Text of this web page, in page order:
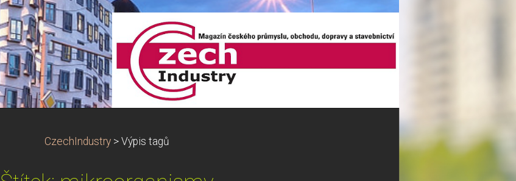
CzechIndustry > Výpis tagů